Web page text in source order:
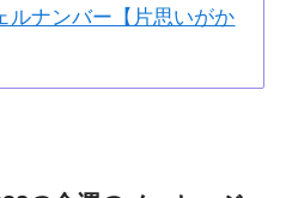
ルナンバー【片思いがか